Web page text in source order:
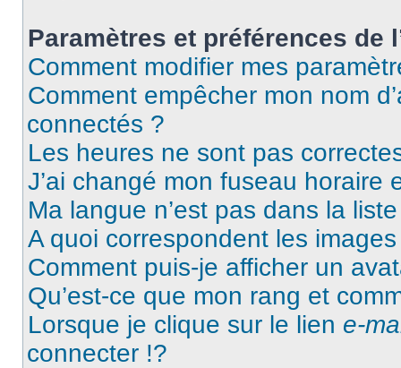
Paramètres et préférences de
Comment modifier mes
Comment empêcher mon nom
connectés ?
Les heures ne sont pas
J’ai changé mon fuseau horaire
Ma langue n’est pas dans la
A quoi correspondent les
Comment puis-je afficher un
Qu’est-ce que mon rang et
Lorsque je clique sur le lien e-
connecter !?